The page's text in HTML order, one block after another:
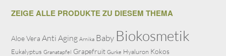
ZEIGE ALLE PRODUKTE ZU DIESEM THEMA
Aloe Vera Anti Aging Arnika Baby Biokosmetik
Eukalyptus Granatapfel Grapefruit Gurke Hyaluron Kokos